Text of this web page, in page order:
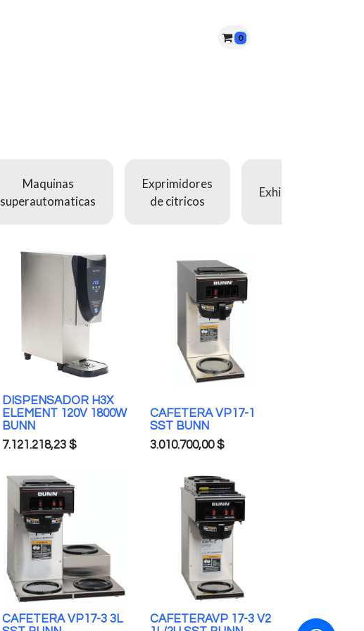
0
Maquinas
superautomaticas
Exprimidores
de citricos
Exhibidores
DISPENSADOR H3X
ELEMENT 120V 1800W
BUNN
7.121.218,23 $
CAFETERA VP17-1
SST BUNN
3.010.700,00$
CAFETERA VP17-3 3L
CAFETERAVP 17-3 V2